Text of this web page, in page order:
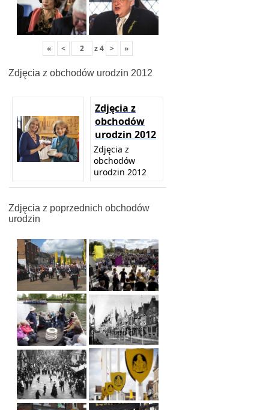
« < z4 > »
Zdjęcia z obchodów urodzin 2012
Zdjęcia z
obchodów
urodzin 2012
Zdjęcia z
obchodów
urodzin 2012
Zdjęcia z poprzednich obchodów
urodzin